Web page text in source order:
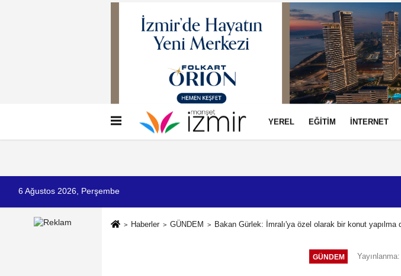
İletişim Çerez Politikası
YEREL EĞİTİM İNTERNET
6 Ağustos 2026, Perşembe
Haberler GÜNDEM Bakan Gürlek: İmralı'ya özel olarak bir konut yapılma
GÜNDEM